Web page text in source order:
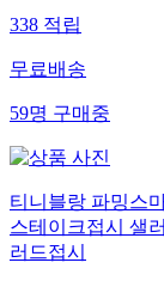
338적립
무료배송
59명구매중
티니블랑 파밍스
스테이크접시 샐
러드접시